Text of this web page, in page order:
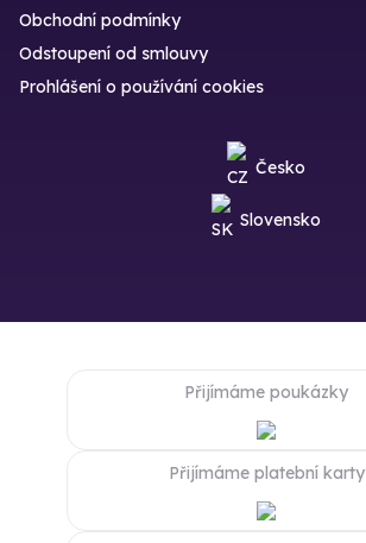
Obchodní podmínky
Odstoupení od smlouvy
Prohlášení o používání cookies
Česko
Slovensko
Přijímáme poukázky
Přijímáme platební karty